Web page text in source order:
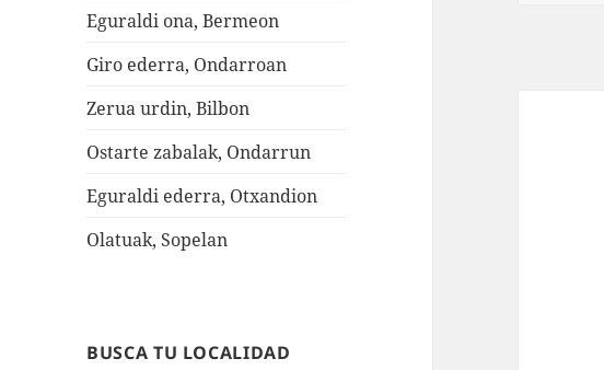
Eguraldi ona, Bermeon
Giro ederra, Ondarroan
Zerua urdin, Bilbon
Ostarte zabalak, Ondarrun
Eguraldi ederra, Otxandion
Olatuak, Sopelan
BUSCA TU LOCALIDAD